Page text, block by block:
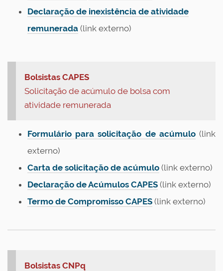
Declaração de inexistência de atividade
remunerada (link externo)
Bolsistas CAPES
Solicitação de acúmulo de bolsa com
atividade remunerada
Formulário para solicitação de acúmulo (link
externo)
Carta de solicitação de acúmulo (link externo)
Declaração de Acúmulos CAPES (link externo)
Termo de Compromisso CAPES (link externo)
Bolsistas CNPq